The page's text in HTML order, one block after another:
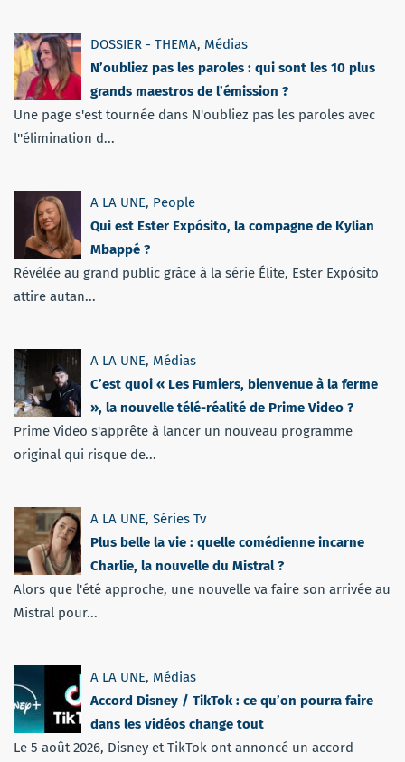
DOSSIER - THEMA, Médias
N’oubliez pas les paroles : qui sont les 10 plus
grands maestros de l’émission ?
Une page s'est tournée dans N'oubliez pas les paroles avec
l''élimination d...
A LA UNE, People
Qui est Ester Expósito, la compagne de Kylian
Mbappé ?
Révélée au grand public grâce à la série Élite, Ester Expósito
attire autan...
A LA UNE, Médias
C’est quoi « Les Fumiers, bienvenue à la ferme
», la nouvelle télé-réalité de Prime Video ?
Prime Video s'apprête à lancer un nouveau programme
original qui risque de...
A LA UNE, Séries Tv
Plus belle la vie : quelle comédienne incarne
Charlie, la nouvelle du Mistral ?
Alors que l'été approche, une nouvelle va faire son arrivée au
Mistral pour...
A LA UNE, Médias
Accord Disney / TikTok : ce qu’on pourra faire
dans les vidéos change tout
Le 5 août 2026, Disney et TikTok ont annoncé un accord